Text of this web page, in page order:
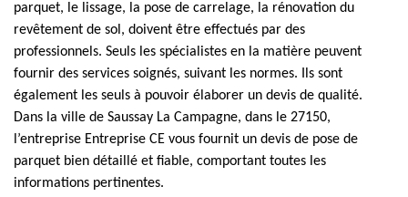
parquet, le lissage, la pose de carrelage, la rénovation du
revêtement de sol, doivent être effectués par des
professionnels. Seuls les spécialistes en la matière peuvent
fournir des services soignés, suivant les normes. Ils sont
également les seuls à pouvoir élaborer un devis de qualité.
Dans la ville de Saussay La Campagne, dans le 27150,
l’entreprise Entreprise CE vous fournit un devis de pose de
parquet bien détaillé et fiable, comportant toutes les
informations pertinentes.